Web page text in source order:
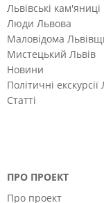
Львівські кам'яниці
Люди Львова
Маловідома
Мистецький Львів
Новини
Політичні
Статті
ПРО ПРОЕКТ
Про проект